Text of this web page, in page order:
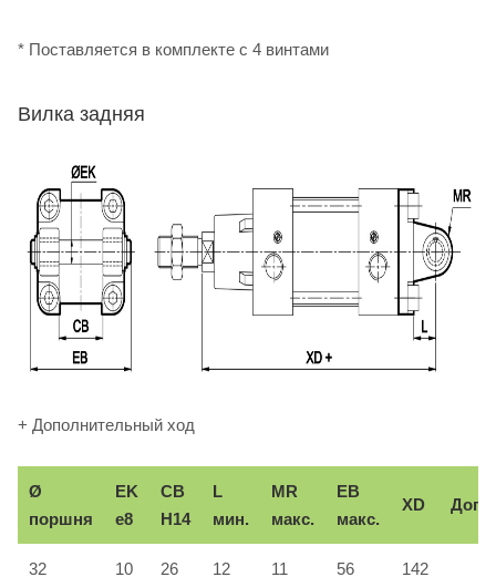
* Поставляется в комплекте с 4 винтами
Вилка задняя
+ Дополнительный ход
Ø
поршня
EK
e8
CB
H14
L
мин.
MR
макс.
EB
макс.
XD Доп.
32 10 26 12 11 56 142